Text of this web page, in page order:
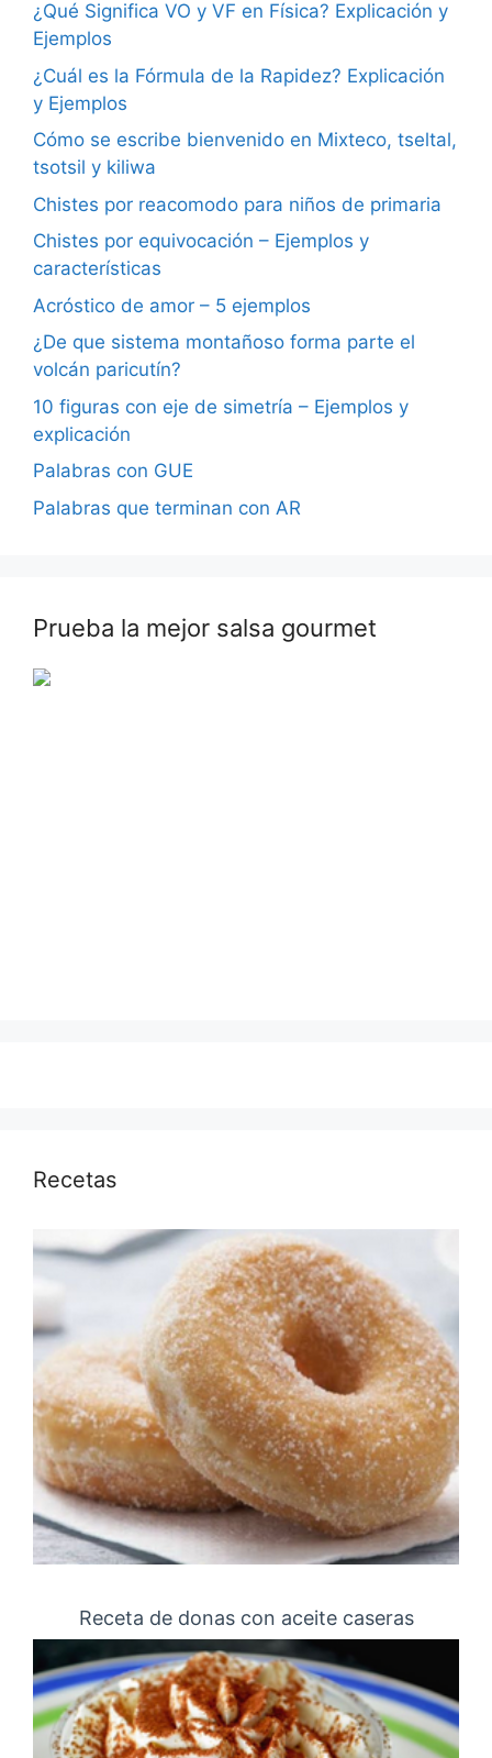
¿Qué Significa VO y VF en Física? Explicación y
Ejemplos
¿Cuál es la Fórmula de la Rapidez? Explicación
y Ejemplos
Cómo se escribe bienvenido en Mixteco, tseltal,
tsotsil y kiliwa
Chistes por reacomodo para niños de primaria
Chistes por equivocación – Ejemplos y
características
Acróstico de amor – 5 ejemplos
¿De que sistema montañoso forma parte el
volcán paricutín?
10 figuras con eje de simetría – Ejemplos y
explicación
Palabras con GUE
Palabras que terminan con AR
Prueba la mejor salsa gourmet
Recetas
Receta de donas con aceite caseras